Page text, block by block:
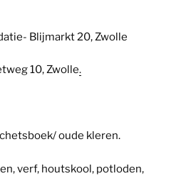
Blijmarkt 20, Zwolle
10, Zwolle.
oude kleren.
verf, houtskool, potloden,